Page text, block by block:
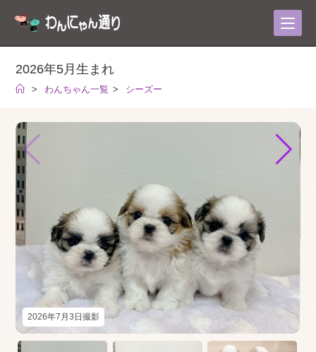
2026年5月生まれ
> わんちゃん一覧 > シーズー
2026年7月3日撮影